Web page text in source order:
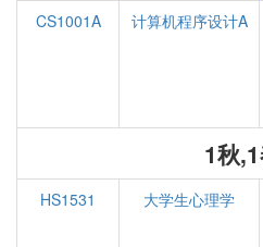
CS1001A
计算机程序设计A
1秋
HS1531 大学生心理学